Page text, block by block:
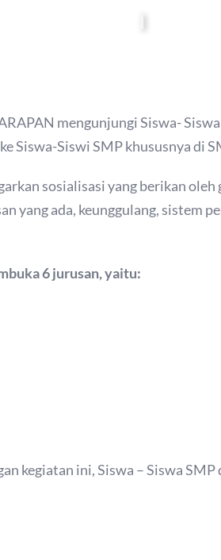
mengunjungi Siswa-
Siswa-Siswi SMP khususnya di
sosialisasi yang berikan
yang ada, keunggulang, sistem
6 jurusan, yaitu:
kegiatan ini, Siswa – Siswa